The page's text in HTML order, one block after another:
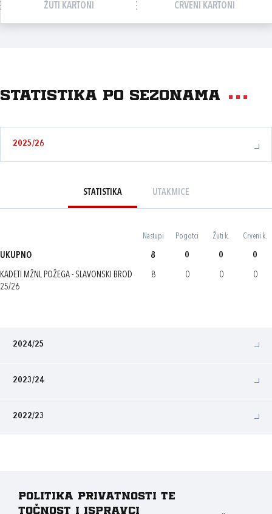
ŽUTI KARTONI CRVENI KARTONI
Statistika po sezonama
2025/26
STATISTIKA UTAKMICE
Nastupi Pogotci Žuti k. Crveni k.
UKUPNO 8 0 0 0
KADETI MŽNL POŽEGA - SLAVONSKI BROD
25/26
8 0 0 0
2024/25
2023/24
2022/23
Politika privatnosti te
točnost i ispravci